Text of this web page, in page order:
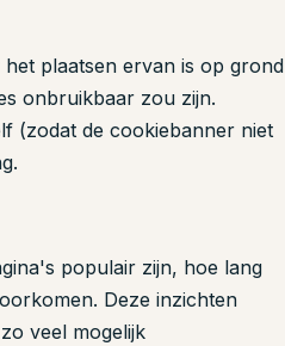
plaatsen ervan is op grond
onbruikbaar zou zijn.
(zodat de cookiebanner niet
populair zijn, hoe lang
Deze inzichten
veel mogelijk